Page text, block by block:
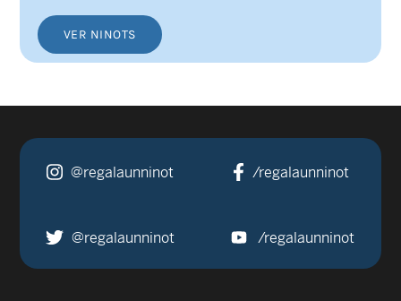
VER NINOTS
@regalaunninot /regalaunninot
@regalaunninot /regalaunninot